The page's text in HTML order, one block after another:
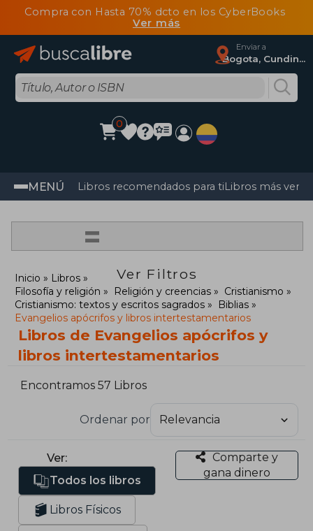
Compra con Hasta 70% dcto en los CyberBooks
Ver más
Enviar a
Bogota, Cundinamarca
0
MENÚ Libros recomendados para tiLibros más
=
Ver Filtros
Inicio
Libros
Filosofía y religión
Religión y creencias
Cristianismo
Cristianismo: textos y escritos sagrados
Biblias
Evangelios apócrifos y libros intertestamentarios
Libros de Evangelios apócrifos y
libros intertestamentarios
Encontramos 57 Libros
Ordenar por
Ver:
Todos los libros
Libros Físicos
Comparte y
gana dinero